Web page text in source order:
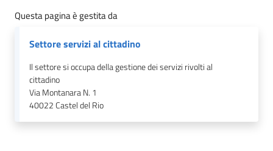
Questa pagina è gestita da
Settore servizi al cittadino
Il settore si occupa della gestione dei servizi rivolti al
cittadino
Via Montanara N. 1
40022Castel del Rio